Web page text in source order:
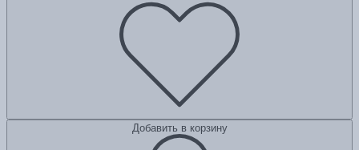
Добавить в корзину